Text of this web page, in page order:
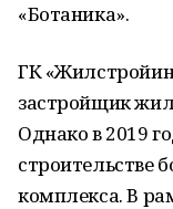
«Ботаника».
ГК
застройщик
Однако в 2019
строительстве
комплекса. В